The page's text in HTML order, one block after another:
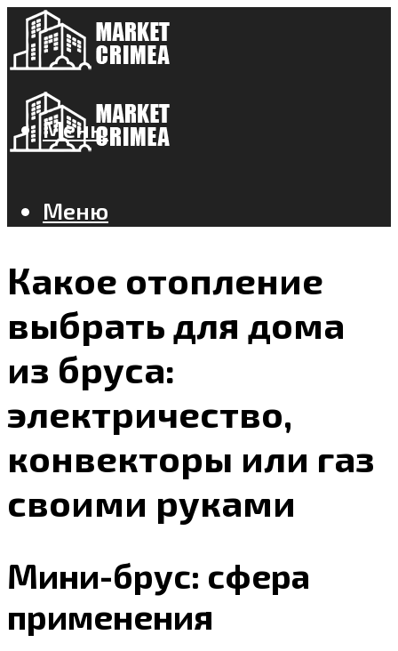
Меню
Меню
Какое отопление
выбрать для дома
из бруса:
электричество,
конвекторы или газ
своими руками
Мини-брус: сфера
применения